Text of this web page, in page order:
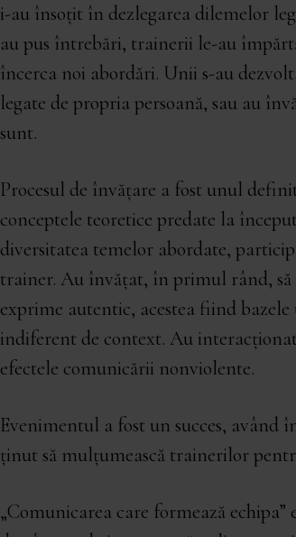
i-au însoțit în dezlegarea dilemelor
au pus întrebări, trainerii le-au
încerca noi abordări. Unii s-au
legate de propria persoană, sau au
sunt.
Procesul de învățare a fost unul
conceptele teoretice predate la
diversitatea temelor abordate,
trainer. Au învățat, în primul rând, să
exprime autentic, acestea fiind
indiferent de context. Au
efectele comunicării nonviolente.
Evenimentul a fost un succes, având
ținut să mulțumească trainerilor
„Comunicarea care formează